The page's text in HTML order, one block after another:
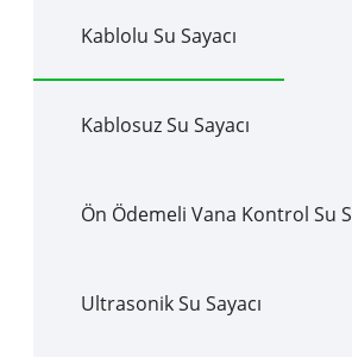
Kablolu Su Sayacı
Kablosuz Su Sayacı
Ön Ödemeli Vana Kontrol Su
Ultrasonik Su Sayacı